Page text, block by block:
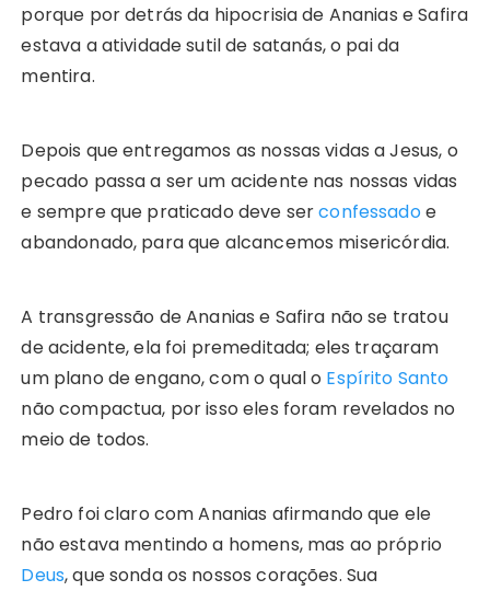
porque por detrás da hipocrisia de Ananias e Safira
estava a atividade sutil de satanás, o pai da
mentira.
Depois que entregamos as nossas vidas a Jesus, o
pecado passa a ser um acidente nas nossas vidas
e sempre que praticado deve serconfessadoe
abandonado, para que alcancemos misericórdia.
A transgressão de Ananias e Safira não se tratou
de acidente, ela foi premeditada; eles traçaram
um plano de engano, com o qual o Espírito Santo
não compactua, por isso eles foram revelados no
meio de todos.
Pedro foi claro com Ananias afirmando que ele
não estava mentindo a homens, mas ao próprio
Deus, que sonda os nossos corações. Sua